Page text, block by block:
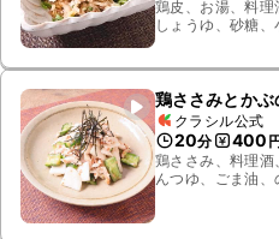
鶏皮、お湯、料理
しょうゆ、砂糖
鶏ささみとかぶ
クラシル公式
20分 400
鶏ささみ、料理
んつゆ、ごま油、